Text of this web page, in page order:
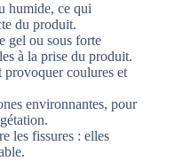
humide, ce qui
du produit.
gel ou sous forte
à la prise du produit.
provoquer coulures et
environnantes, pour
les fissures : elles